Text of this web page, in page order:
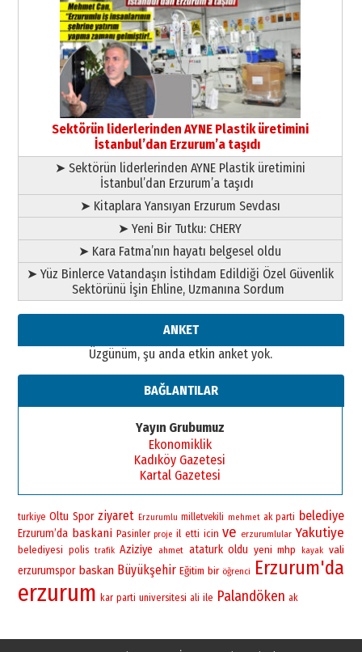
Cem Bakırcı
Ardında bıraktığı hatıralarıyla
gönül adamı Faruk Terzioğlu!
13 Mayıs 2026 Çarşamba
Esat BİNDESEN
Başkan Sekmen’den Erzurum’a
bir vizyon proje daha!
02 Ağustos 2026 Pazar
Sektörün liderlerinden AYNE Plastik üretimini
İstanbul’dan Erzurum’a taşıdı
➤ Sektörün liderlerinden AYNE Plastik üretimini
İstanbul’dan Erzurum’a taşıdı
➤ Kitaplara Yansıyan Erzurum Sevdası
➤ Yeni Bir Tutku: CHERY
➤ Kara Fatma’nın hayatı belgesel oldu
➤ Yüz Binlerce Vatandaşın İstihdam Edildiği Özel Güvenlik
Sektörünü İşin Ehline, Uzmanına Sordum
ANKET
Üzgünüm, şu anda etkin anket yok.
BAĞLANTILAR
Yayın Grubumuz
Ekonomiklik
Kadıköy Gazetesi
Kartal Gazetesi
turkiye Oltu Spor ziyaret Erzurumlu milletvekili mehmet ak parti belediye
Erzurum’da baskani Pasinler proje il etti icin ve erzurumlular Yakutiye
belediyesi polis trafik Aziziye ahmet ataturk oldu yeni mhp kayak vali
erzurumspor baskan Büyükşehir Eğitim bir öğrenci Erzurum'da
erzurum kar parti universitesi ali ile Palandöken ak